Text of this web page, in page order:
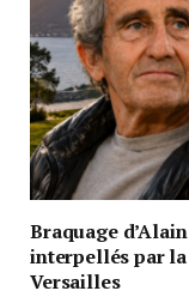
Braquage
interpellés par la
Versailles